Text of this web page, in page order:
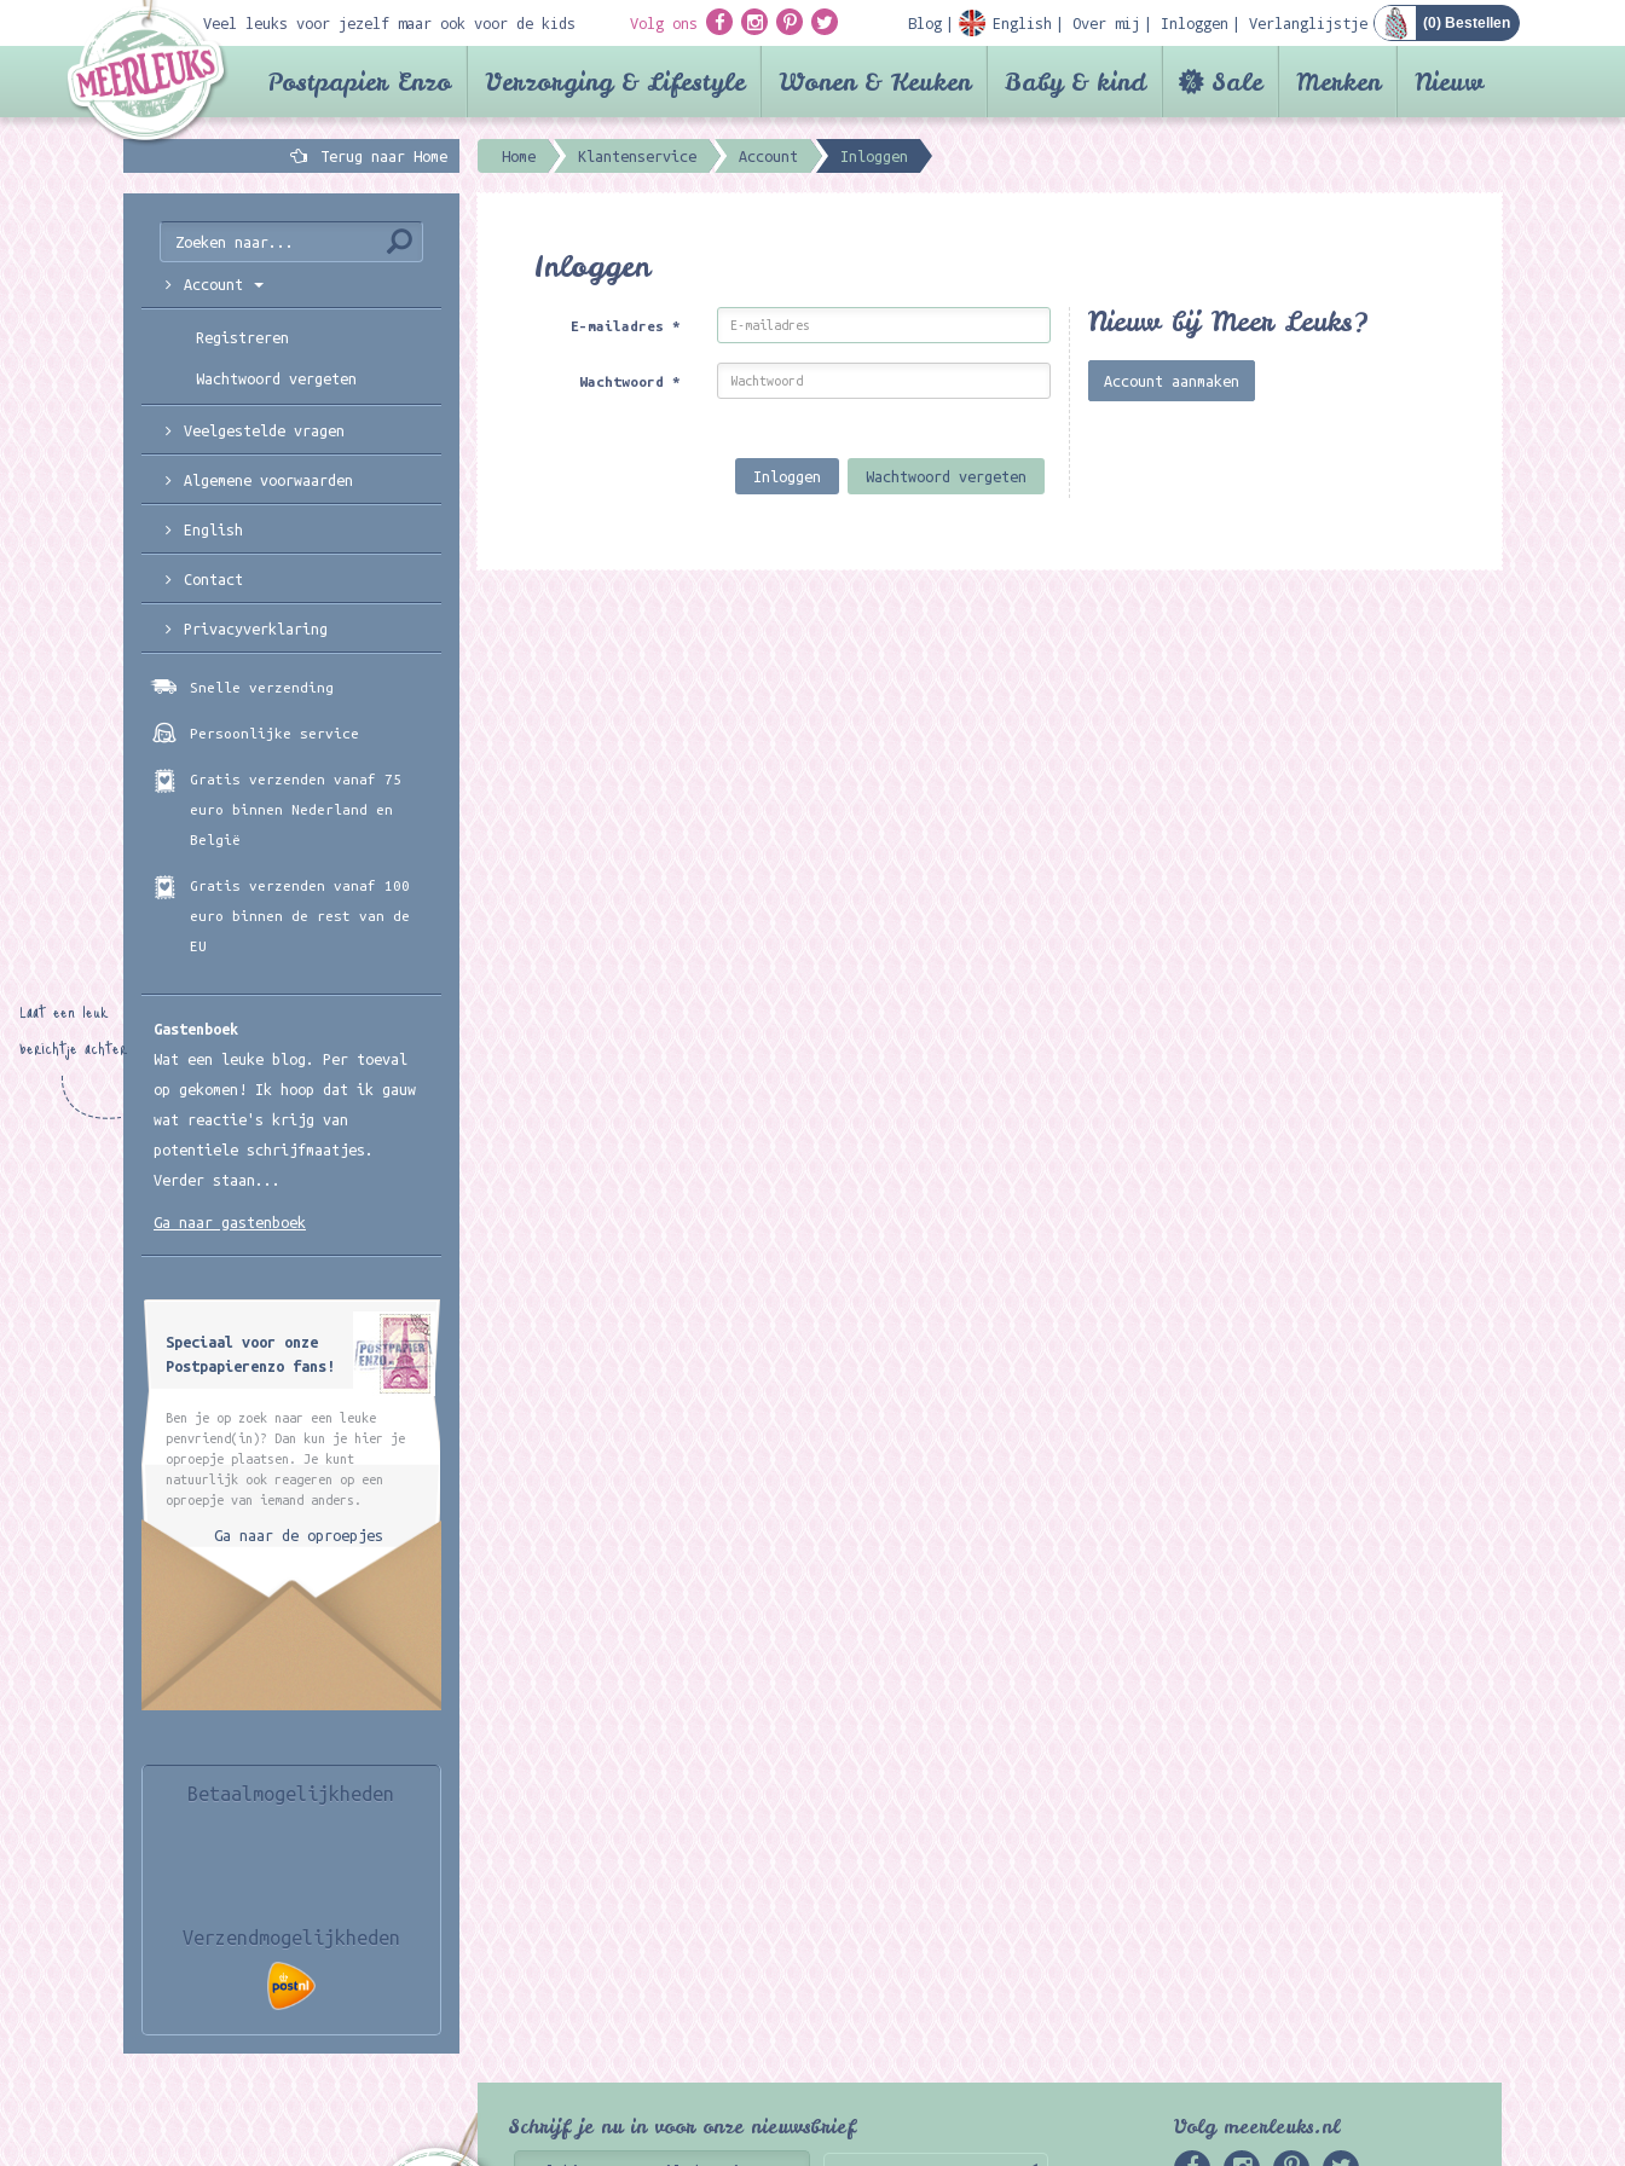
Veel leuks voor jezelf maar ook voor de kids Volg ons Blog English Over mij Inloggen Verlanglijstje (0) Bestellen
Postpapier Enzo Verzorging & Lifestyle Wonen & Keuken Baby & kind Sale Merken Nieuw
Terug naar Home Home Klantenservice Account Inloggen
Inloggen
E-mailadres*
Wachtwoord*
Inloggen Wachtwoord vergeten
Nieuw bij Meer Leuks?
Account aanmaken
Account
Registreren
Wachtwoord vergeten
Veelgestelde vragen
Algemene voorwaarden
English
Contact
Privacyverklaring
Snelle verzending
Persoonlijke service
Gratis verzenden vanaf 75
euro binnen Nederland en
België
Gratis verzenden vanaf 100
euro binnen de rest van de
EU
Gastenboek
Wat een leuke blog. Per toeval
op gekomen! Ik hoop dat ik gauw
wat reactie's krijg van
potentiele schrijfmaatjes.
Verder staan...
Laat een leuk
berichtje achter
Ga naar gastenboek
Speciaal voor onze
Postpapierenzo fans!
Ben je op zoek naar een leuke
penvriend(in)? Dan kun je hier je
oproepje plaatsen. Je kunt
natuurlijk ook reageren op een
oproepje van iemand anders.
Ga naar de oproepjes
Betaalmogelijkheden
Verzendmogelijkheden
Schrijf je nu in voor onze nieuwsbrief Volg meerleuks.nl